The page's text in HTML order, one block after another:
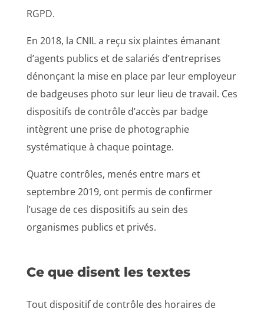
RGPD.
En 2018, la CNIL a reçu six plaintes émanant
d’agents publics et de salariés d’entreprises
dénonçant la mise en place par leur employeur
de badgeuses photo sur leur lieu de travail. Ces
dispositifs de contrôle d’accès par badge
intègrent une prise de photographie
systématique à chaque pointage.
Quatre contrôles, menés entre mars et
septembre 2019, ont permis de confirmer
l’usage de ces dispositifs au sein des
organismes publics et privés.
Ce que disent les textes
Tout dispositif de contrôle des horaires de